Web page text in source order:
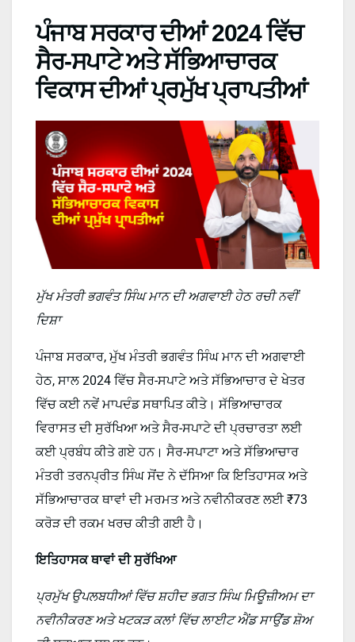
ਪੰਜਾਬ ਸਰਕਾਰ ਦੀਆਂ 2024 ਵਿੱਚ
ਸੈਰ-ਸਪਾਟੇ ਅਤੇ ਸੱਭਿਆਚਾਰਕ
ਵਿਕਾਸ ਦੀਆਂ ਪ੍ਰਮੁੱਖ ਪ੍ਰਾਪਤੀਆਂ
ਮੁੱਖ ਮੰਤਰੀ ਭਗਵੰਤ ਸਿੰਘ ਮਾਨ ਦੀ ਅਗਵਾਈ ਹੇਠ ਰਚੀ ਨਵੀਂ
ਦਿਸ਼ਾ
ਪੰਜਾਬ ਸਰਕਾਰ, ਮੁੱਖ ਮੰਤਰੀ ਭਗਵੰਤ ਸਿੰਘ ਮਾਨ ਦੀ ਅਗਵਾਈ
ਹੇਠ, ਸਾਲ 2024 ਵਿੱਚ ਸੈਰ-ਸਪਾਟੇ ਅਤੇ ਸੱਭਿਆਚਾਰ ਦੇ ਖੇਤਰ
ਵਿੱਚ ਕਈ ਨਵੇਂ ਮਾਪਦੰਡ ਸਥਾਪਿਤ ਕੀਤੇ। ਸੱਭਿਆਚਾਰਕ
ਵਿਰਾਸਤ ਦੀ ਸੁਰੱਖਿਆ ਅਤੇ ਸੈਰ-ਸਪਾਟੇ ਦੀ ਪ੍ਰਚਾਰਤਾ ਲਈ
ਕਈ ਪ੍ਰਬੰਧ ਕੀਤੇ ਗਏ ਹਨ। ਸੈਰ-ਸਪਾਟਾ ਅਤੇ ਸੱਭਿਆਚਾਰ
ਮੰਤਰੀ ਤਰਨਪ੍ਰੀਤ ਸਿੰਘ ਸੋਂਦ ਨੇ ਦੱਸਿਆ ਕਿ ਇਤਿਹਾਸਕ ਅਤੇ
ਸੱਭਿਆਚਾਰਕ ਥਾਵਾਂ ਦੀ ਮਰਮਤ ਅਤੇ ਨਵੀਨੀਕਰਣ ਲਈ ₹73
ਕਰੋੜ ਦੀ ਰਕਮ ਖਰਚ ਕੀਤੀ ਗਈ ਹੈ।
ਇਤਿਹਾਸਕ ਥਾਵਾਂ ਦੀ ਸੁਰੱਖਿਆ
ਪ੍ਰਮੁੱਖ ਉਪਲਬਧੀਆਂ ਵਿੱਚ ਸ਼ਹੀਦ ਭਗਤ ਸਿੰਘ ਮਿਊਜ਼ੀਅਮ ਦਾ
ਨਵੀਨੀਕਰਣ ਅਤੇ ਖਟਕੜ ਕਲਾਂ ਵਿੱਚ ਲਾਈਟ ਐਂਡ ਸਾਉਂਡ ਸ਼ੋਅ